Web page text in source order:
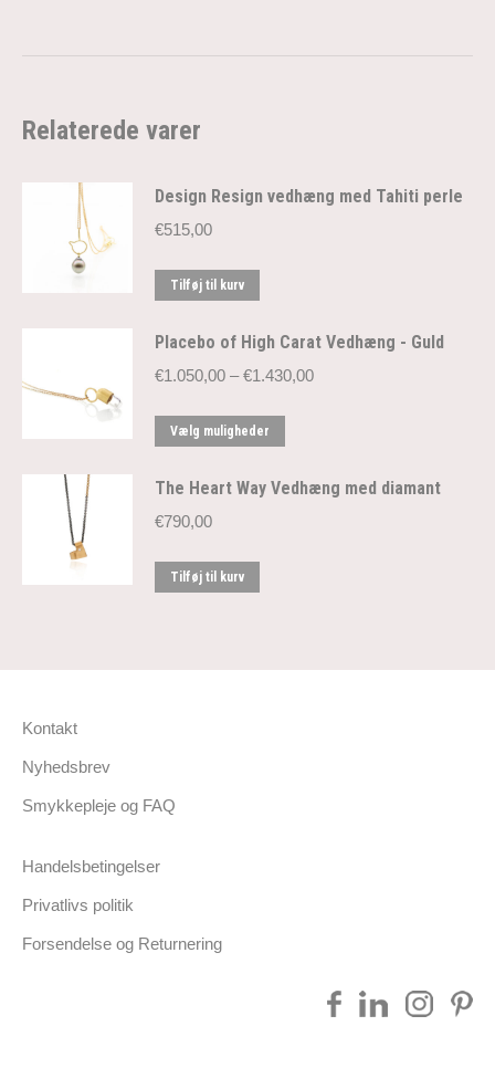
Relaterede varer
Design Resign vedhæng med Tahiti perle
€515,00
Tilføj til kurv
Placebo of High Carat Vedhæng - Guld
€1.050,00 – €1.430,00Prisinterval:
Vælg muligheder
har
The Heart Way Vedhæng med diamant
€790,00
Tilføj til kurv
Kontakt
Nyhedsbrev
Smykkepleje og FAQ
Handelsbetingelser
Privatlivs politik
Forsendelse og Returnering